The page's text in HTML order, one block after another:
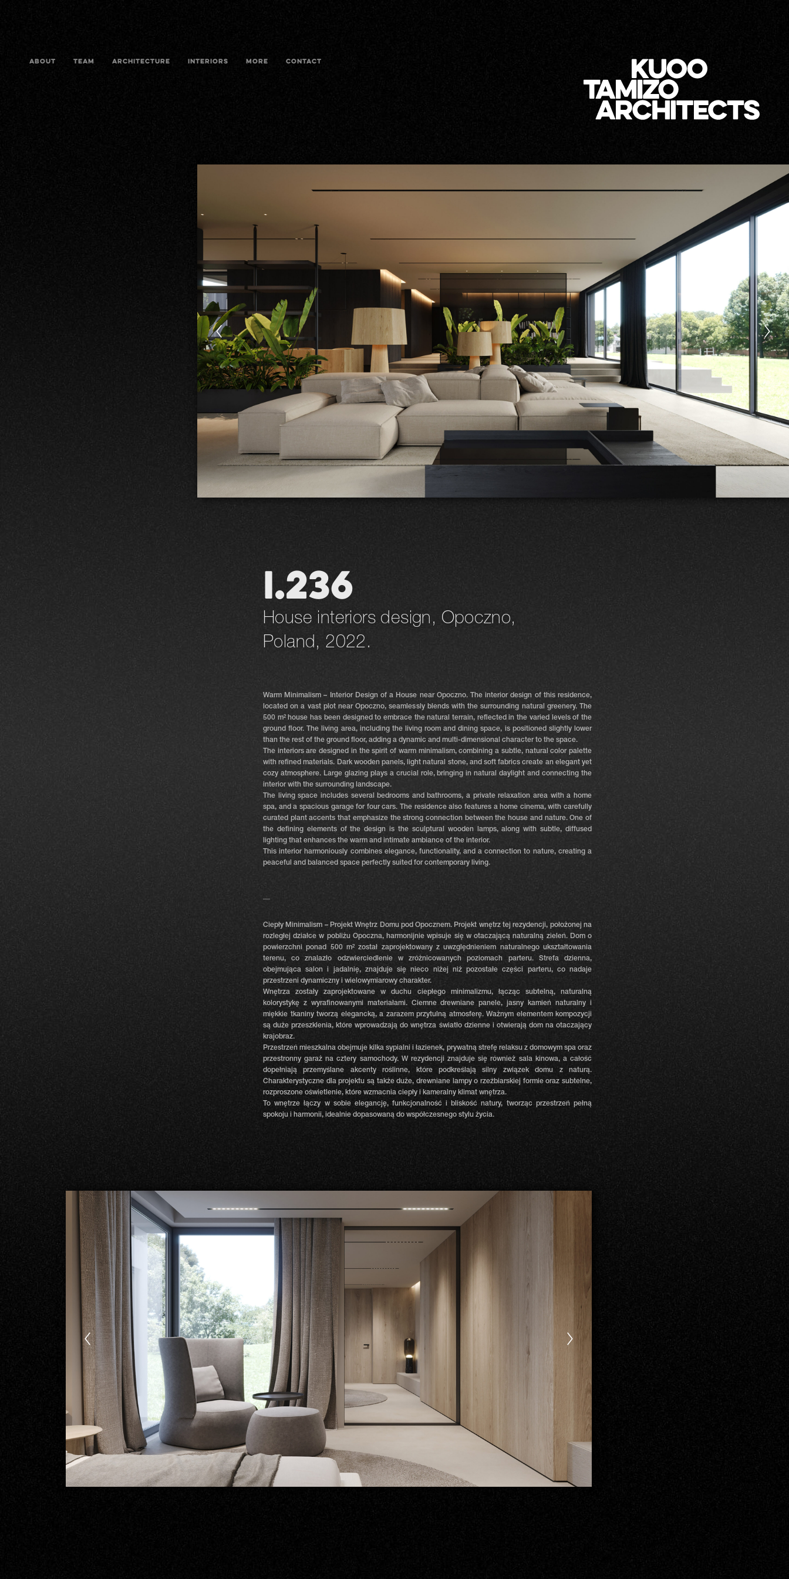
ABOUT TEAM ARCHITECTURE INTERIORS MORE CONTACT
I.236
House interiors design, Opoczno,
Poland, 2022.
Warm Minimalism – Interior Design of a House near Opoczno. The interior design of this residence,
located on a vast plot near Opoczno, seamlessly blends with the surrounding natural greenery. The
500 m² house has been designed to embrace the natural terrain, reflected in the varied levels of the
ground floor. The living area, including the living room and dining space, is positioned slightly lower
than the rest of the ground floor, adding a dynamic and multi-dimensional character to the space.
The interiors are designed in the spirit of warm minimalism, combining a subtle, natural color palette
with refined materials. Dark wooden panels, light natural stone, and soft fabrics create an elegant yet
cozy atmosphere. Large glazing plays a crucial role, bringing in natural daylight and connecting the
interior with the surrounding landscape.
The living space includes several bedrooms and bathrooms, a private relaxation area with a home
spa, and a spacious garage for four cars. The residence also features a home cinema, with carefully
curated plant accents that emphasize the strong connection between the house and nature. One of
the defining elements of the design is the sculptural wooden lamps, along with subtle, diffused
lighting that enhances the warm and intimate ambiance of the interior.
This interior harmoniously combines elegance, functionality, and a connection to nature, creating a
peaceful and balanced space perfectly suited for contemporary living.
Ciepły Minimalism – Projekt Wnętrz Domu pod Opocznem. Projekt wnętrz tej rezydencji, położonej na
rozległej działce w pobliżu Opoczna, harmonijnie wpisuje się w otaczającą naturalną zieleń. Dom o
powierzchni ponad 500 m² został zaprojektowany z uwzględnieniem naturalnego ukształtowania
terenu, co znalazło odzwierciedlenie w zróżnicowanych poziomach parteru. Strefa dzienna,
obejmująca salon i jadalnię, znajduje się nieco niżej niż pozostałe części parteru, co nadaje
przestrzeni dynamiczny i wielowymiarowy charakter.
Wnętrza zostały zaprojektowane w duchu ciepłego minimalizmu, łącząc subtelną, naturalną
kolorystykę z wyrafinowanymi materiałami. Ciemne drewniane panele, jasny kamień naturalny i
miękkie tkaniny tworzą elegancką, a zarazem przytulną atmosferę. Ważnym elementem kompozycji
są duże przeszklenia, które wprowadzają do wnętrza światło dzienne i otwierają dom na otaczający
krajobraz.
Przestrzeń mieszkalna obejmuje kilka sypialni i łazienek, prywatną strefę relaksu z domowym spa oraz
przestronny garaż na cztery samochody. W rezydencji znajduje się również sala kinowa, a całość
dopełniają przemyślane akcenty roślinne, które podkreślają silny związek domu z naturą.
Charakterystyczne dla projektu są także duże, drewniane lampy o rzeźbiarskiej formie oraz subtelne,
rozproszone oświetlenie, które wzmacnia ciepły i kameralny klimat wnętrza.
To wnętrze łączy w sobie elegancję, funkcjonalność i bliskość natury, tworząc przestrzeń pełną
spokoju i harmonii, idealnie dopasowaną do współczesnego stylu życia.